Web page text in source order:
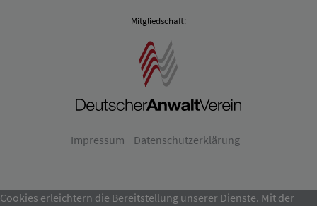
Mitgliedschaft:
Impressum Datenschutzerklärung
Cookies erleichtern die Bereitstellung unserer Dienste. Mit der